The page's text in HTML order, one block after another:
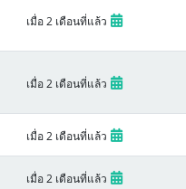
เมื่อ 2 เดือนที่แล้ว
เมื่อ 2 เดือนที่แล้ว
เมื่อ 2 เดือนที่แล้ว
เมื่อ 2 เดือนที่แล้ว